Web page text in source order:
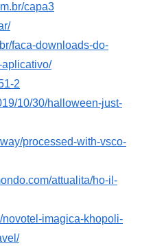
capa3
faca-downloads-do-
aplicativo/
2
10/30/halloween-just-
processed-with-vsco-
attualita/ho-il-
imagica-khopoli-